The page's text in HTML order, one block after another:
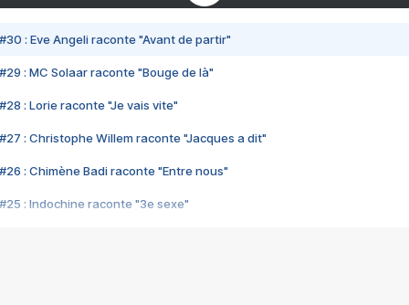
#30 : Eve Angeli raconte "Avant de partir"
#29 : MC Solaar raconte "Bouge de là"
#28 : Lorie raconte "Je vais vite"
#27 : Christophe Willem raconte "Jacques a dit"
#26 : Chimène Badi raconte "Entre nous"
#25 : Indochine raconte "3e sexe"